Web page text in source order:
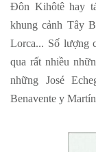
Đôn Kihôtê hay
khung cảnh Tây
Lorca... Số lượng
qua rất nhiều
những José
Benavente y